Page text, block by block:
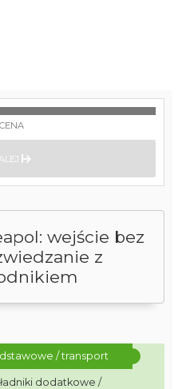
wejście bez
z
/ transport
dodatkowe /
CENA